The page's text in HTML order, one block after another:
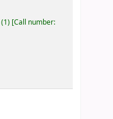
(1) Call number: